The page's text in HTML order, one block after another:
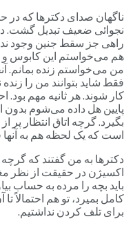
صدای دکترها که در
ضعیف تبدیل گشت.
جز سقط جنین وجود
می‌خواستم این کابوس و
می‌خواستم زنده بمانم.
شاید بتوانند من را
شوند. هر ثانیه مهم
هل داده می‌شوم بدون
گرچه اتاق انتظار
که یک لحظه هم به آنها
به من گفتند که
در حقیقت از نظر
بچه را مرده به حساب
بمیرد، تو هم احتمالاً
تلف کردن نداشتیم.